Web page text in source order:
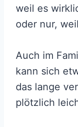
weil es
oder nur,
Auch im
kann sich
das lange
plötzlich